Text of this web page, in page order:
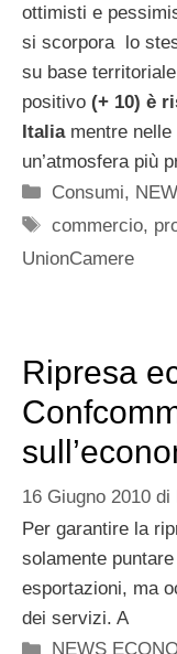
ottimisti e
si scorpora lo
su base
positivo (+ 10) è
Italia mentre
un’atmosfera più
Categorie
Consumi,
Tag
commercio,
UnionCamere
Ripresa
16 Giugno 2010 di
Per garantire la
solamente
esportazioni, ma
dei servizi. A
Categorie
NEWS